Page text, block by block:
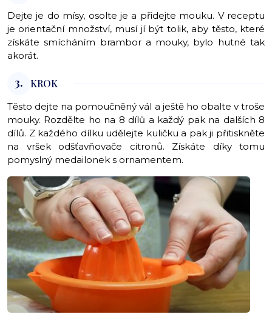
Dejte je do mísy, osolte je a přidejte mouku. V receptu
je orientační množství, musí jí být tolik, aby těsto, které
získáte smícháním brambor a mouky, bylo hutné tak
akorát.
3. KROK
Těsto dejte na pomoučněný vál a ještě ho obalte v troše
mouky. Rozdělte ho na 8 dílů a každý pak na dalších 8
dílů. Z každého dílku udělejte kuličku a pak ji přitiskněte
na vršek odšťavňovače citronů. Získáte díky tomu
pomyslný medailonek s ornamentem.